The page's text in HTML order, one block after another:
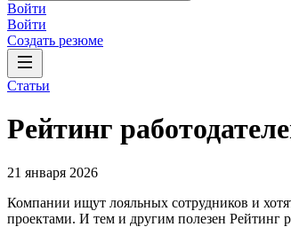
Войти
Войти
Создать резюме
Статьи
Рейтинг
21 января 2026
Компании ищут лояльных сотрудников и
проектами. И тем и другим полезен Рейтинг